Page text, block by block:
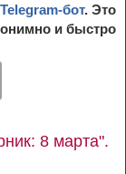
Telegram-бот. Это
и быстро
8 марта".